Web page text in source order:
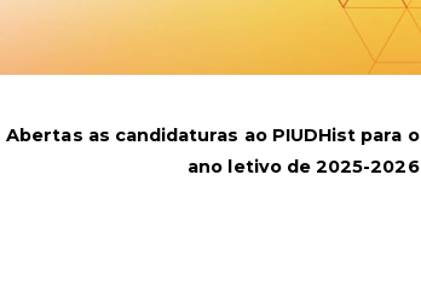
Abertas as candidaturas ao PIUDHist para o
ano letivo de 2025-2026